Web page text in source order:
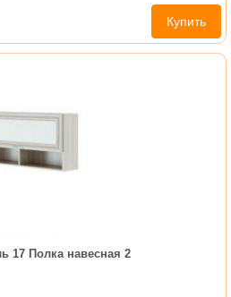
Купить
17 Полка навесная 2